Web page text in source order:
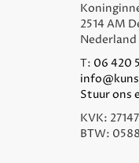
2514 AM
Nederland
T: 06 420
Stuur ons
KVK:
BTW: